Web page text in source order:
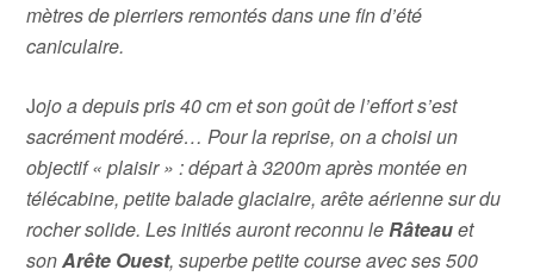
mètres de pierriers remontés dans une fin d’été
caniculaire.
Jojo a depuis pris 40 cm et son goût de l’effort s’est
sacrément modéré… Pour la reprise, on a choisi un
objectif « plaisir » : départ à 3200m après montée en
télécabine, petite balade glaciaire, arête aérienne sur du
rocher solide. Les initiés auront reconnu leRâteauet
sonArête Ouest, superbe petite course avec ses 500